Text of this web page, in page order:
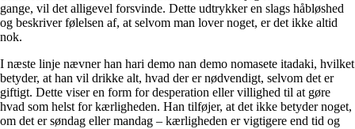
gange, vil det alligevel forsvinde. Dette udtrykker en slags håbløshed
og beskriver følelsen af, at selvom man lover noget, er det ikke altid
nok.
I næste linje nævner han hari demo nan demo nomasete itadaki, hvilket
betyder, at han vil drikke alt, hvad der er nødvendigt, selvom det er
giftigt. Dette viser en form for desperation eller villighed til at gøre
hvad som helst for kærligheden. Han tilføjer, at det ikke betyder noget,
om det er søndag eller mandag – kærligheden er vigtigere end tid og